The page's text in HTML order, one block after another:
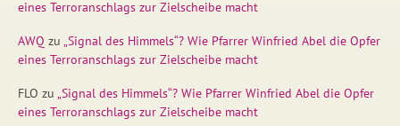
eines Terroranschlags zur Zielscheibe macht
AWQ zu „Signal des Himmels“? Wie Pfarrer Winfried Abel die Opfer
eines Terroranschlags zur Zielscheibe macht
FLO zu „Signal des Himmels“? Wie Pfarrer Winfried Abel die Opfer
eines Terroranschlags zur Zielscheibe macht